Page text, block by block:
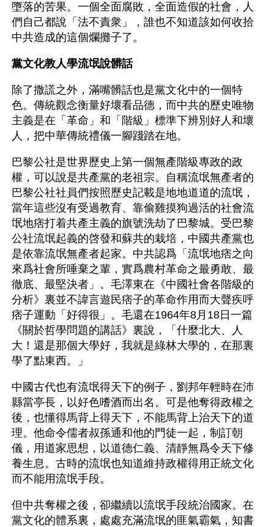
墮落的苦果。一個全面腐敗，全面造假的社會，人
們自己都說「法不責衆」，誰也不知道該如何收拾
中共造成的這個爛攤子了。
黨文化教人學流氓說髒話
除了撒謊之外，滿嘴髒話也是黨文化中的一個特
色。傳統觀念衡量好壞看品德，而中共的歷史唯物
主義是在「革命」和「階級」標準下辨別好人和壞
人，把中華傳統禮儀一腳踐踏在地。
巴黎公社是世界歷史上第一個無產階級專政的政
權，可以說是共產黨的老祖宗。自稱流氓無產者的
巴黎公社社員們按照歷史記載是地地道道的流氓，
當年這些沒有受過教育、靠偷雞摸狗過活的社會流
氓地痞打着共產主義的旗號洗劫了巴黎城。受巴黎
公社流氓起義的啓發和蘇共的栽培，中國共產黨也
是依靠流氓無產者起家。中共認爲「流氓地痞之向
來爲社會所唾棄之輩，實爲農村革命之最勇敢、最
徹底、最堅決者」。毛澤東在《中國社會各階級的
分析》裏並不諱言遊民痞子的革命作用而大聲疾呼
痞子運動「好得很」。毛還在1964年8月18日一篇
《關於哲學問題的講話》裏說，「什麼北大、人
大！還是那個大學好，我就是綠林大學的，在那裏
學了點東西。」
中國古代也有流氓得天下的例子，劉邦年輕時在沛
縣當亭長，以好色嗜酒而出名。可是他奪得政權之
後，也懂得馬背上得天下，不能馬背上治天下的道
理。他命令儒者叔孫通和他的門徒一起，制訂朝
儀，用道家思想，以道德仁義、清靜無爲令天下修
養生息。古時的流氓也知道維持政權得用正統文化
而不能用流氓手段。
但中共奪權之後，卻繼續以流氓手段統治國家。在
黨文化的體系裏，處處充滿流氓的匪氣霸氣，知書